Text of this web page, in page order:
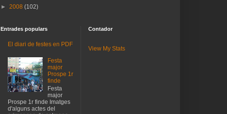
► 2008 (102)
Entrades populars
El diari de festes en PDF
Festa
major
Prospe 1r
finde
Festa
major
Prospe 1r finde Imatges
d'alguns actes del
Contador
View My Stats